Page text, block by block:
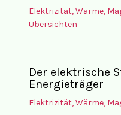
Elektrizität, Wärme,
Übersichten
Der elektrische
Energieträger
Elektrizität, Wärme,